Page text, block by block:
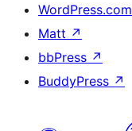
WordPress.com
Matt ↗
bbPress ↗
BuddyPress ↗